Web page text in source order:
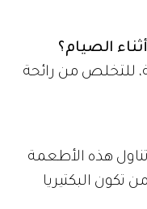
الصيام؟
للتخلص من رائحة
تناول هذه الأطعمة
تكون البكتيريا